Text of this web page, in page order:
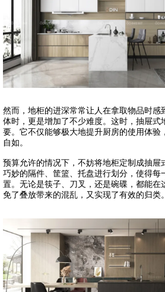
然而，地柜的进深常常让人在拿取物品时感
体时，更是增加了不少难度。这时，抽屉式
要。它不仅能够极大地提升厨房的使用体验
自如。
预算允许的情况下，不妨将地柜定制成抽屉
巧妙的隔件、筐篮、托盘进行划分，使得每
置。无论是筷子、刀叉，还是碗碟，都能在
免了叠放带来的混乱，又实现了有效的归类。